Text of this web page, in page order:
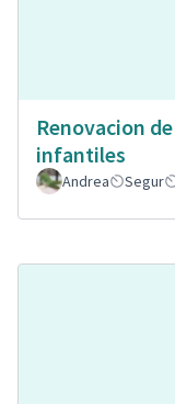
Renovacion
infantiles
Andrea Segur